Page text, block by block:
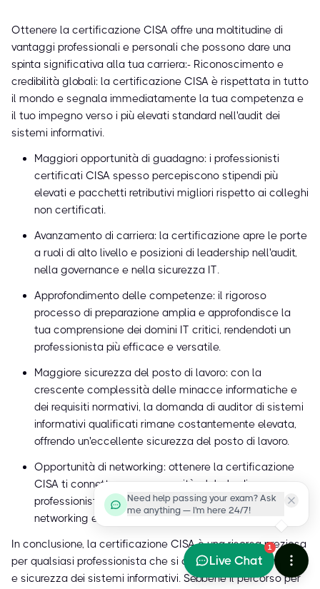
Ottenere la certificazione CISA offre una moltitudine di
vantaggi professionali e personali che possono dare una
spinta significativa alla tua carriera:- Riconoscimento e
credibilità globali: la certificazione CISA è rispettata in tutto
il mondo e segnala immediatamente la tua competenza e
il tuo impegno verso i più elevati standard nell'audit dei
sistemi informativi.
Maggiori opportunità di guadagno: i professionisti
certificati CISA spesso percepiscono stipendi più
elevati e pacchetti retributivi migliori rispetto ai colleghi
non certificati.
Avanzamento di carriera: la certificazione apre le porte
a ruoli di alto livello e posizioni di leadership nell'audit,
nella governance e nella sicurezza IT.
Approfondimento delle competenze: il rigoroso
processo di preparazione amplia e approfondisce la
tua comprensione dei domini IT critici, rendendoti un
professionista più efficace e versatile.
Maggiore sicurezza del posto di lavoro: con la
crescente complessità delle minacce informatiche e
dei requisiti normativi, la domanda di auditor di sistemi
informativi qualificati rimane costantemente elevata,
offrendo un'eccellente sicurezza del posto di lavoro.
Opportunità di networking: ottenere la certificazione
CISA ti connette a una comunità globale di
professionisti ISACA, favorendo preziose opportunità di
networking e condivisione delle conoscenze.
In conclusione, la certificazione CISA è una risorsa preziosa
per qualsiasi professionista che si occupi di audit, controllo
e sicurezza dei sistemi informativi. Sebbene il percorso per
Need help passing your exam? Ask
me anything — I'm here 24/7!
1
Live Chat